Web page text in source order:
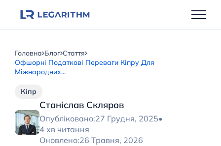
Головна Блог Стаття
Офшорні Податкові Переваги Кіпру Для
Міжнародних...
Станіслав Скляров
Опубліковано:27 Грудня, 2025•
4 хв читання
Оновлено:26 Травня, 2026
Кіпр